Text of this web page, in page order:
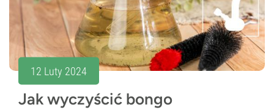
12 Luty 2024
Jak wyczyścić bongo